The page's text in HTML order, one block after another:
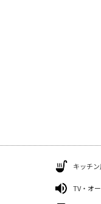
キッチ
TV・オ